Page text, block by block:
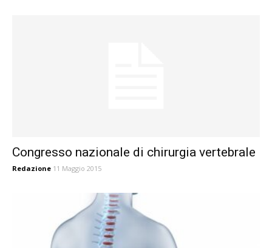
Congresso nazionale di chirurgia vertebrale
Redazione 11 Maggio 2015